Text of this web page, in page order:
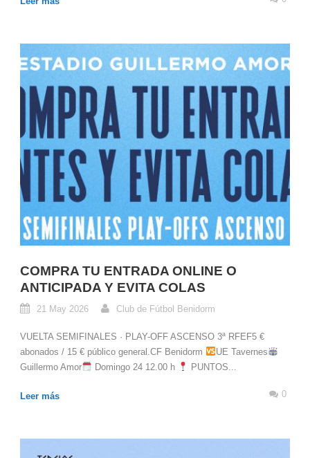
COMPRA TU ENTRADA ONLINE O
ANTICIPADA Y EVITA COLAS
21 May 2026 Club de Fútbol Benidorm
VUELTA SEMIFINALES · PLAY-OFF ASCENSO 3ª RFEF5 €
abonados / 15 € público general.CF Benidorm
UE Tavernes
Guillermo Amor
Domingo 24 12.00 h PUNTOS...
Leer más 0